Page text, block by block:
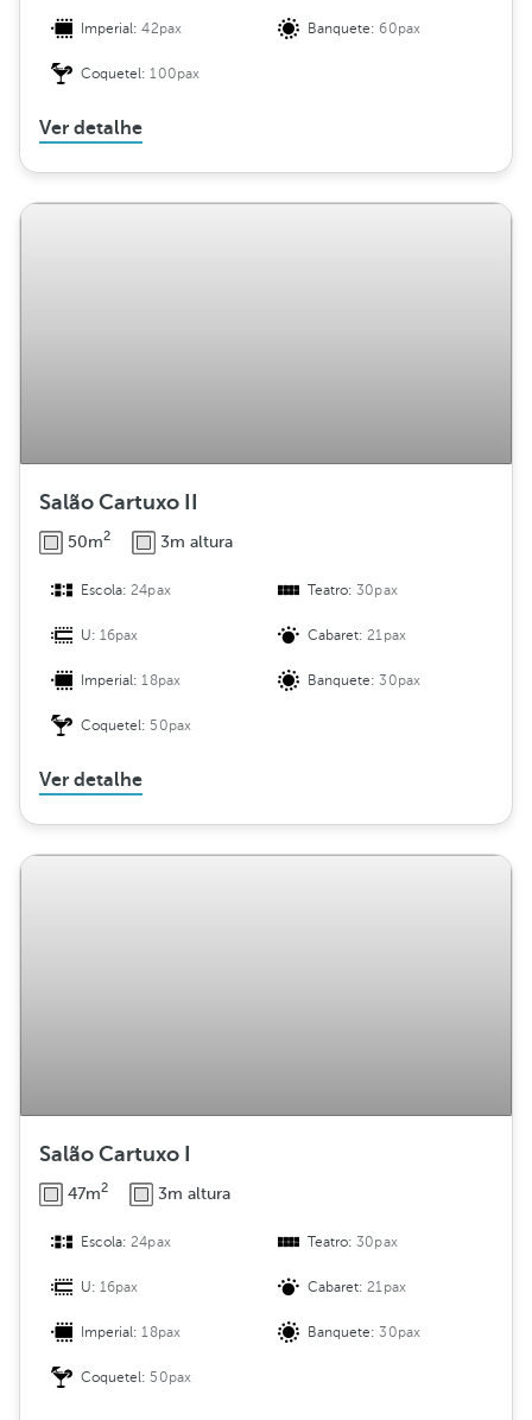
Imperial:42pax Banquete:60pax
Coquetel:100pax
Ver detalhe
Salão Cartuxo II
50m2 3m altura
Escola:24pax Teatro:30pax
U:16pax Cabaret:21pax
Imperial:18pax Banquete:30pax
Coquetel: 50pax
Ver detalhe
Salão Cartuxo I
47m2 3m altura
Escola:24pax Teatro:30pax
U:16pax Cabaret:21pax
Imperial:18pax Banquete:30pax
Coquetel: 50pax